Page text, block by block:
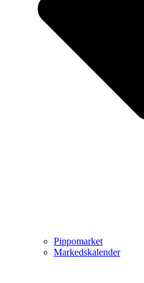
Pippomarket
Markedskalender